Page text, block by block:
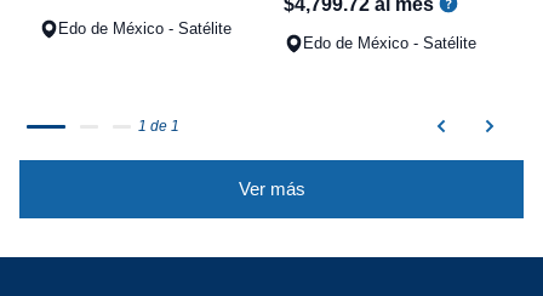
Edo de México - Satélite
Edo de México - Satélite
1 de 1
Ver más